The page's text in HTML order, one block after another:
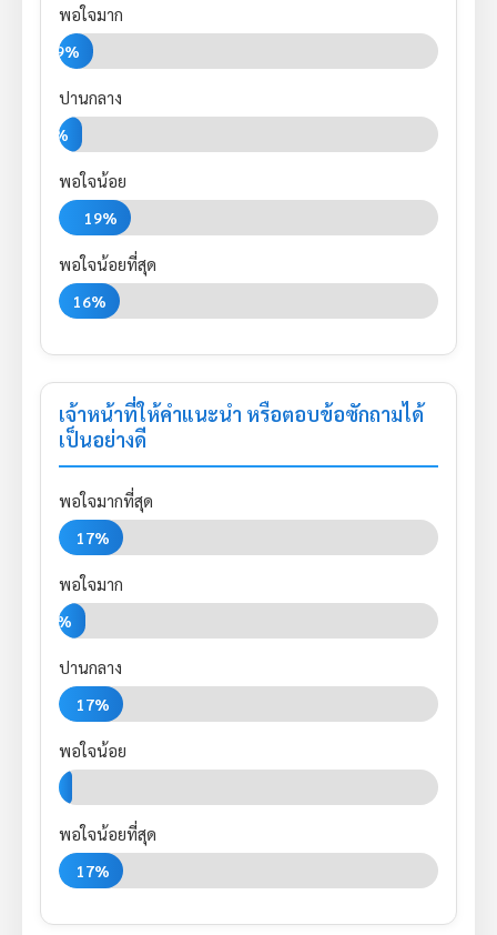
พอใจมาก
9%
ปานกลาง
6%
พอใจน้อย
19%
พอใจน้อยที่สุด
16%
เจ้าหน้าที่ให้คำแนะนำ หรือตอบข้อซักถามได้
เป็นอย่างดี
พอใจมากที่สุด
17%
พอใจมาก
7%
ปานกลาง
17%
พอใจน้อย
พอใจน้อยที่สุด
17%